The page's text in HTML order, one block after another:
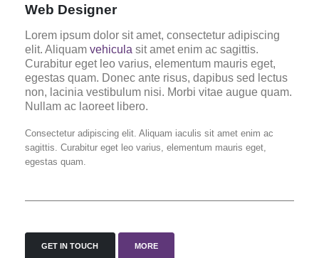
Web Designer
Lorem ipsum dolor sit amet, consectetur adipiscing
elit. Aliquam vehicula sit amet enim ac sagittis.
Curabitur eget leo varius, elementum mauris eget,
egestas quam. Donec ante risus, dapibus sed lectus
non, lacinia vestibulum nisi. Morbi vitae augue quam.
Nullam ac laoreet libero.
Consectetur adipiscing elit. Aliquam iaculis sit amet enim ac
sagittis. Curabitur eget leo varius, elementum mauris eget,
egestas quam.
GET IN TOUCH MORE